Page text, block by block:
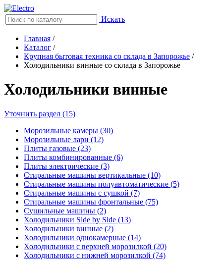
Искать
Главная /
Каталог /
Крупная бытовая техника со склада в Запорожье /
Холодильники винные со склада в Запорожье
Холодильники винные
Уточнить раздел (15)
Морозильные камеры (30)
Морозильные лари (12)
Плиты газовые (23)
Плиты комбинированные (6)
Плиты электрические (3)
Стиральные машины вертикальные (10)
Стиральные машины полуавтоматические (5)
Стиральные машины с сушкой (7)
Стиральные машины фронтальные (75)
Сушильные машины (2)
Холодильники Side by Side (13)
Холодильники винные (2)
Холодильники однокамерные (14)
Холодильники с верхней морозилкой (20)
Холодильники с нижней морозилкой (74)